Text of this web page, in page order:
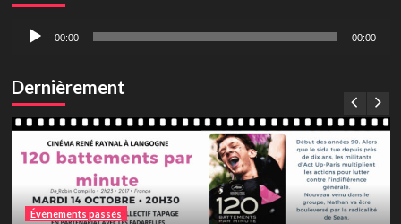
Lecteur 00:00 00:00
Dernièrement
Événements passés